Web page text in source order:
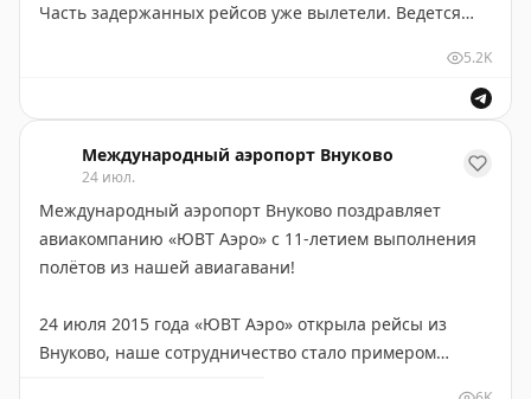
это Baza авиационной отрасли.
Часть задержанных рейсов уже вылетели. Ведется
аэропорту спокойная. Внуково работает в штатном
Напомним, что сегодня некоторое время авиагавань
работала с ограничениями. Но это не является
основной причиной задержек.
Так, по данным представителя Turkish airlines,
о переносе рейсов через sms. Одна из причин —
неблагоприятные погодные условия в других
5.2K
Международный аэропорт Внуково
24 июл.
Международный аэропорт Внуково поздравляет
авиакомпанию «ЮВТ Аэро» с 11-летием выполнения
полётов из нашей авиагавани!
24 июля 2015 года «ЮВТ Аэро» открыла рейсы из
Внуково, наше сотрудничество стало примером